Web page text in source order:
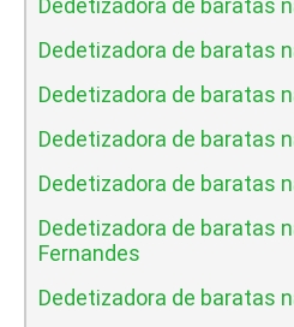
Dedetizadora de baratas
Dedetizadora de baratas
Dedetizadora de baratas
Dedetizadora de baratas
Dedetizadora de baratas
Fernandes
Dedetizadora de baratas